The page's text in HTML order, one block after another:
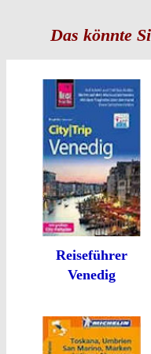
Das könnte
Reiseführer
Venedig